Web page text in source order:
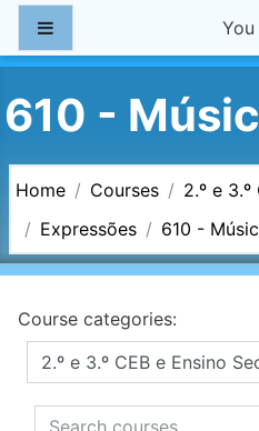
Skip to main content
610 -
Home Courses
2.º e
Expressões
610 -
Course categories:
Search courses